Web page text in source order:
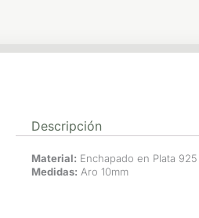
Descripción
Material: Enchapado en Plata 925
Medidas: Aro 10mm